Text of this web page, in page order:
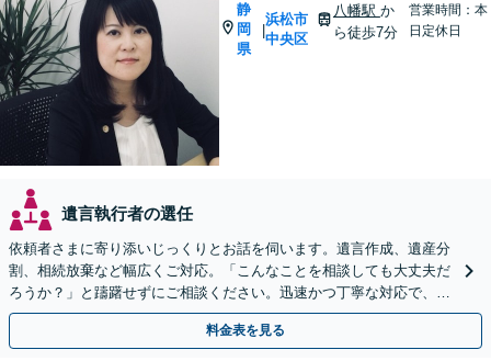
静
岡
県
|
浜松市
中央区
八幡駅 か
ら徒歩7分
営業時間：本
日定休日
遺言執行者の選任
依頼者さまに寄り添いじっくりとお話を伺います。遺言作成、遺産分
割、相続放棄など幅広くご対応。「こんなことを相談しても大丈夫だ
ろうか？」と躊躇せずにご相談ください。迅速かつ丁寧な対応で、今
後の親族関係も考慮しながら進めます。
料金表を見る